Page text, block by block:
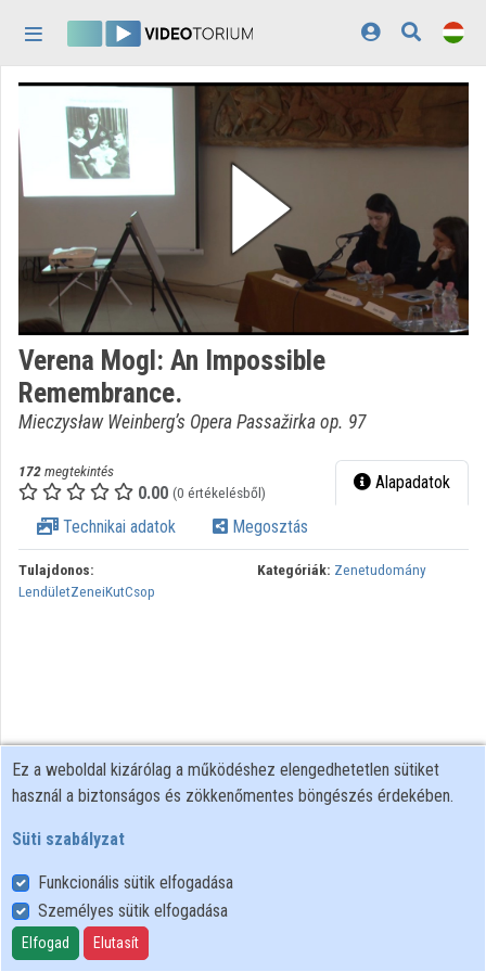
Kezdőlap
Bejelentkezés
Lejátszási listák
Intézmények
Közreműködők
Megjelenés:világos
Verena Mogl: An Impossible
Remembrance.
Mieczysław Weinberg’s Opera Passažirka op. 97
172megtekintés
0.00 (0 értékelésből) Alapadatok
Technikai adatok Megosztás
Tulajdonos:
LendületZeneiKutCsop
Kategóriák: Zenetudomány
Felhasználói szabályzat
Adatkezelési tájékoztató
Süti szabályzat
Ez a weboldal kizárólag a működéshez elengedhetetlen sütiket
használ a biztonságos és zökkenőmentes böngészés érdekében.
Süti szabályzat
Funkcionális sütik elfogadása
Személyes sütik elfogadása
Elfogad Elutasít